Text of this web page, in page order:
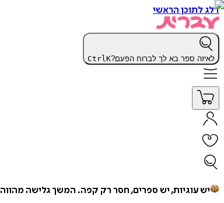
דלג לתוכן הראשי
לאיזה ספר בא לך לברוח הפעם? CtrlK
יש עוגיות, יש ספרים, חסר רק קפה. המשך גלישה מהווה